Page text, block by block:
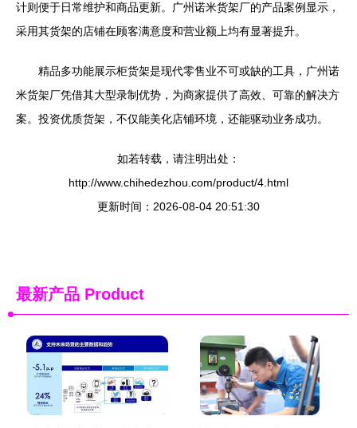
计则便于日常维护和商品更新。广州诺米货架厂的产品案例显示，
采用其货架的店铺在顾客满意度和营业额上均有显著提升。
精品多功能展示柜货架是现代零售业不可或缺的工具，广州诺
米货架厂凭借其大型录制优势，为商家提供了高效、可靠的解决方
案。投资优质货架，不仅能美化店铺环境，还能驱动业务成功。
如若转载，请注明出处：
http://www.chihedezhou.com/product/4.html
更新时间：2026-08-04 20:51:30
最新产品 Product